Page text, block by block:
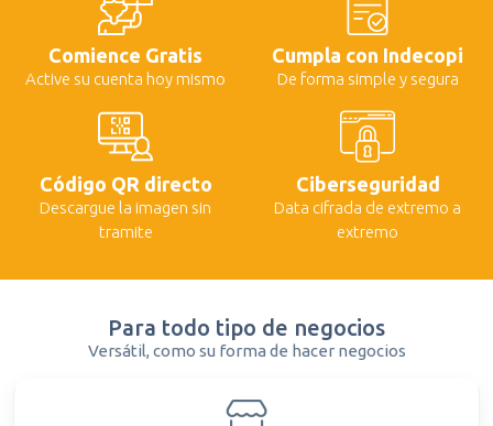
Comience Gratis
Active su cuenta hoy mismo
Cumpla con Indecopi
De forma simple y segura
Código QR directo
Descargue la imagen sin
tramite
Ciberseguridad
Data cifrada de extremo a
extremo
Para todo tipo de negocios
Versátil, como su forma de hacer negocios